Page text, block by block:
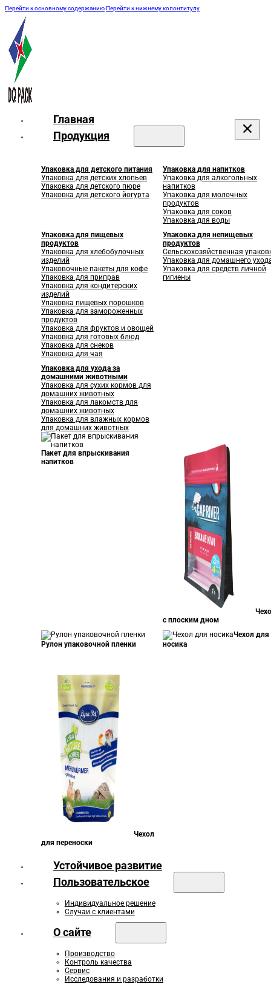
Перейти к основному содержаниюПерейти к нижнему колонтитулу
Главная
Продукция
Упаковка для детского питания
Упаковка для детских хлопьев
Упаковка для детского пюре
Упаковка для детского йогурта
Упаковка для напитков
Упаковка для алкогольных
напитков
Упаковка для молочных
продуктов
Упаковка для соков
Упаковка для воды
Упаковка для пищевых
продуктов
Упаковка для хлебобулочных
изделий
Упаковочные пакеты для кофе
Упаковка для приправ
Упаковка для кондитерских
изделий
Упаковка пищевых порошков
Упаковка для замороженных
продуктов
Упаковка для фруктов и овощей
Упаковка для готовых блюд
Упаковка для снеков
Упаковка для чая
Упаковка для непищевых
продуктов
Сельскохозяйственная
Упаковка для домашнего
Упаковка для средств личной
гигиены
Упаковка для ухода за
домашними животными
Упаковка для сухих кормов для
домашних животных
Упаковка для лакомств для
домашних животных
Упаковка для влажных кормов
для домашних животных
Пакет для впрыскивания
напитков
с плоским дном
Рулон упаковочной пленки
Чехол для
носика
Чехол
для переноски
Устойчивое развитие
Пользовательское
Индивидуальное решение
Случаи с клиентами
О сайте
Производство
Контроль качества
Сервис
Исследования и разработки